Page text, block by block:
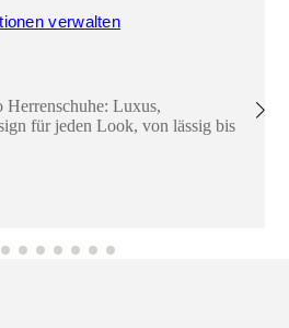
Herrenschuhe: Luxus,
für jeden Look, von lässig bis
verwalten